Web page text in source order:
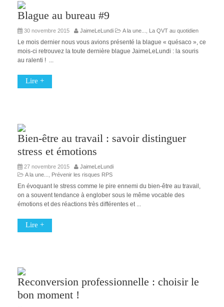
Blague au bureau #9
30 novembre 2015 JaimeLeLundi A la une... La QVT au quotidien
Le mois dernier nous vous avions présenté la blague « quésaco », ce
mois-ci retrouvez la toute dernière blague JaimeLeLundi : la souris
au ralenti ! ...
Lire +
Bien-être au travail : savoir distinguer
stress et émotions
27 novembre 2015
JaimeLeLundi
A la une...
Prévenir les risques RPS
En évoquant le stress comme le pire ennemi du bien-être au travail,
on a souvent tendance à englober sous le même vocable des
émotions et des réactions très différentes et ...
Lire +
Reconversion professionnelle : choisir le
bon moment !